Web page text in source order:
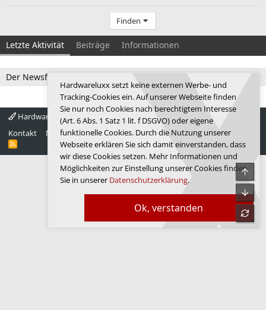
Finden
Letzte Aktivität Beiträge Informationen
Der Newsfeed ist zur Zeit leer.
Hardwareluxx 4.0
Deutsch
Kontakt
Nutzungsbedingungen Datenschutz Hilfe Startseite
R
Ok, verstanden
Hardwareluxx setzt keine externen Werbe- und
Tracking-Cookies ein. Auf unserer Webseite finden
Sie nur noch Cookies nach berechtigtem Interesse
(Art. 6 Abs. 1 Satz 1 lit. f DSGVO) oder eigene
funktionelle Cookies. Durch die Nutzung unserer
Webseite erklären Sie sich damit einverstanden, dass
wir diese Cookies setzen. Mehr Informationen und
Möglichkeiten zur Einstellung unserer Cookies finden
Sie in unserer Datenschutzerklärung.